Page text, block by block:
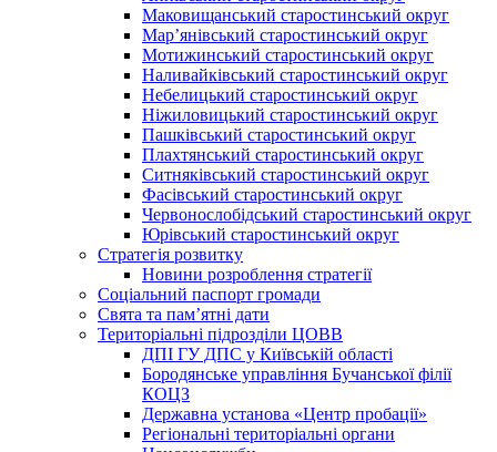
Маковищанський старостинський округ
Мар’янівський старостинський округ
Мотижинський старостинський округ
Наливайківський старостинський округ
Небелицький старостинський округ
Ніжиловицький старостинський округ
Пашківський старостинський округ
Плахтянський старостинський округ
Ситняківський старостинський округ
Фасівський старостинський округ
Червонослобідський старостинський округ
Юрівський старостинський округ
Стратегія розвитку
Новини розроблення стратегії
Соціальний паспорт громади
Свята та пам’ятні дати
Територіальні підрозділи ЦОВВ
ДПІ ГУ ДПС у Київській області
Бородянське управління Бучанської філії
КОЦЗ
Державна установа «Центр пробації»
Регіональні територіальні органи